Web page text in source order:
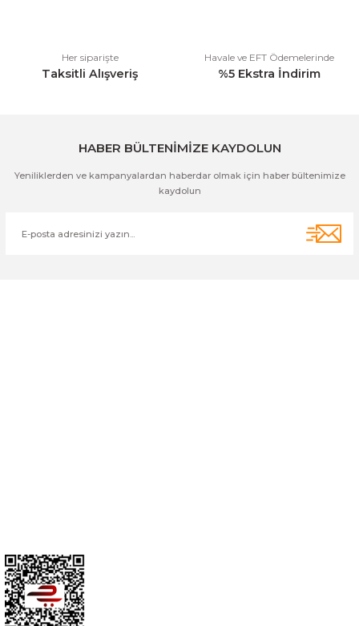
Her siparişte
Taksitli Alışveriş
Havale ve EFT Ödemelerinde
%5 Ekstra İndirim
HABER BÜLTENİMİZE KAYDOLUN
Yeniliklerden ve kampanyalardan haberdar olmak için haber bültenimize
kaydolun